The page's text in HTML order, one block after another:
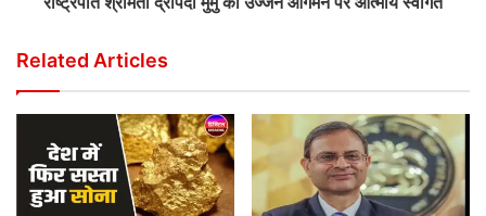
Related Articles